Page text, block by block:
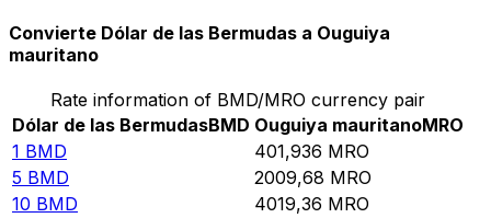
Convierte Dólar de las Bermudas a Ouguiya
mauritano
Rate information of BMD/MRO currency pair
Dólar de las BermudasBMD Ouguiya mauritanoMRO
1 BMD 401,936 MRO
5 BMD 2009,68 MRO
10 BMD 4019,36 MRO